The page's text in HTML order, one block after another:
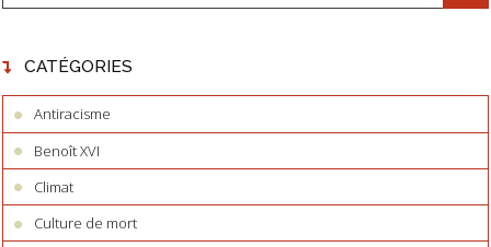
CATÉGORIES
Antiracisme
Benoît XVI
Climat
Culture de mort